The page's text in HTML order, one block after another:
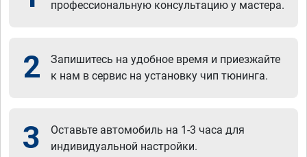
профессиональную консультацию у мастера.
2
Запишитесь на удобное время и приезжайте
к нам в сервис на установку чип тюнинга.
3
Оставьте автомобиль на 1-3 часа для
индивидуальной настройки.